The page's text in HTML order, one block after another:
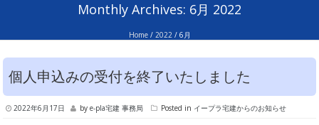
Monthly Archives: 6月 2022
Home /2022 /6月
個人申込みの受付を終了いたしました
2022年6月17日 by e-pla宅建 事務局 Posted in イープラ宅建からのお知らせ